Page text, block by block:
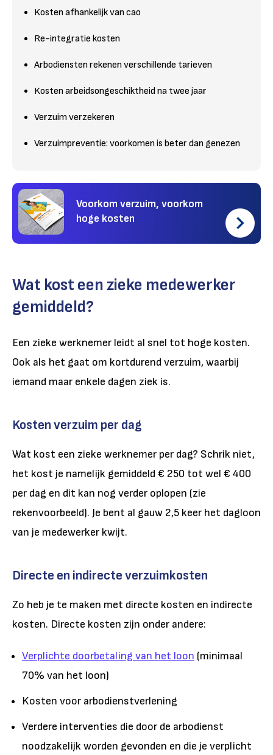
Kosten afhankelijk van cao
Re-integratie kosten
Arbodiensten rekenen verschillende tarieven
Kosten arbeidsongeschiktheid na twee jaar
Verzuim verzekeren
Verzuimpreventie: voorkomen is beter dan genezen
Voorkom verzuim, voorkom
hoge kosten
Wat kost een zieke medewerker
gemiddeld?
Een zieke werknemer leidt al snel tot hoge kosten.
Ook als het gaat om kortdurend verzuim, waarbij
iemand maar enkele dagen ziek is.
Kosten verzuim per dag
Wat kost een zieke werknemer per dag? Schrik niet,
het kost je namelijk gemiddeld € 250 tot wel € 400
per dag en dit kan nog verder oplopen (zie
rekenvoorbeeld). Je bent al gauw 2,5 keer het dagloon
van je medewerker kwijt.
Directe en indirecte verzuimkosten
Zo heb je te maken met directe kosten en indirecte
kosten. Directe kosten zijn onder andere:
Verplichte doorbetaling van het loon (minimaal
70% van het loon)
Kosten voor arbodienstverlening
Verdere interventies die door de arbodienst
noodzakelijk worden gevonden en die je verplicht